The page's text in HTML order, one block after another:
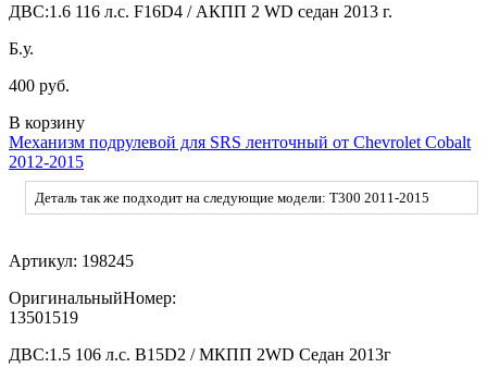
ДВС:1.6 116 л.с. F16D4 / АКПП 2 WD седан 2013 г.
Б.у.
400 руб.
В корзину
Механизм подрулевой для SRS ленточный от Chevrolet Cobalt
2012-2015
Деталь так же подходит на следующие модели: T300 2011-2015
Артикул: 198245
ОригинальныйНомер:
13501519
ДВС:1.5 106 л.с. B15D2 / МКПП 2WD Седан 2013г